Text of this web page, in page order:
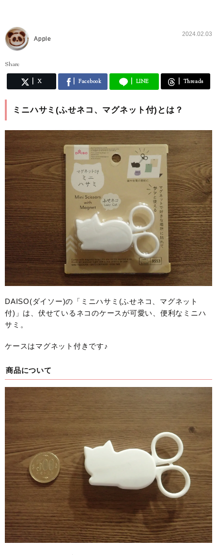
Apple
2024.02.03
Share
X Facebook LINE Threads
ミニハサミ(ふせネコ、マグネット付)とは？
DAISO(ダイソー)の「ミニハサミ(ふせネコ、マグネット
付)」は、伏せているネコのケースが可愛い、便利なミニハ
サミ。
ケースはマグネット付きです♪
商品について